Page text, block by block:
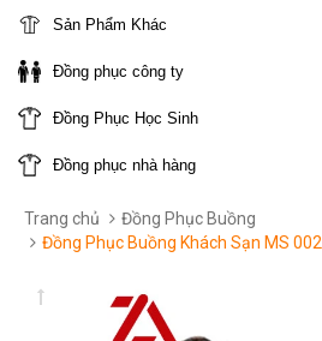
Sản Phẩm Khác
Đồng phục công ty
Đồng Phục Học Sinh
Đồng phục nhà hàng
Trang chủ
Đồng Phục Buồng
Đồng Phục Buồng Khách Sạn MS 002